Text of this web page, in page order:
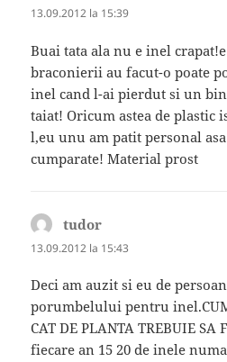
13.09.2012 la 15:39
Buai tata ala nu e inel
braconierii au facut-o poate
inel cand l-ai pierdut si un
taiat! Oricum astea de plastic
l,eu unu am patit personal
cumparate! Material prost
tudor
13.09.2012 la 15:43
Deci am auzit si eu de
porumbelului pentru inel.CUM
CAT DE PLANTA TREBUIE
fiecare an 15 20 de inele